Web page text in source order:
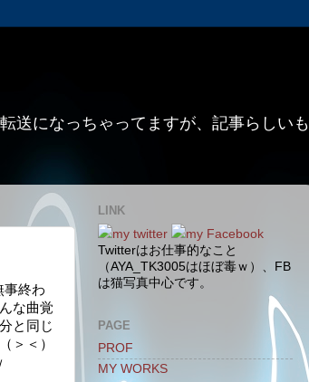
送になっちゃってますが、記事らしいも
事終わ
な曲覚
と同じ
＞＜）
LINK
my twitter
my Facebook
Twitterはお仕事的なこと
（AYA_TK3005はほぼ毒ｗ）、FB
は猫写真中心です。
PAGE
PROF
MY WORKS